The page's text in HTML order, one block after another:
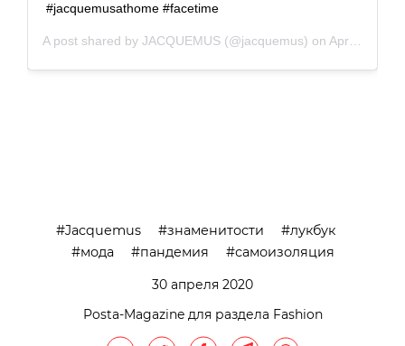
#jacquemusathome #facetime
A post shared by JACQUEMUS (@jacquemus) on Apr 23, 2020 at 10:12am PDT
Jacquemus знаменитости
лукбук
мода
пандемия
самоизоляция
30 апреля 2020
Posta-Magazine для раздела Fashion